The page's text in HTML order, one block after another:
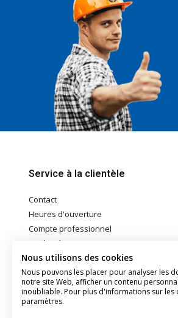
Service à la clientèle
Contact
Heures d'ouverture
Compte professionnel
Modes de paiement
Expédition & Retrait
Conditions générales
Disclaimer
Privacy
Nous utilisons des cookies
Nous pouvons les placer pour analyser les
notre site Web, afficher un contenu
inoubliable. Pour plus d'informations sur les
paramètres.